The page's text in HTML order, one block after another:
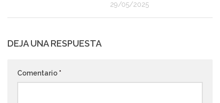
29/05/2025
DEJA UNA RESPUESTA
Comentario *